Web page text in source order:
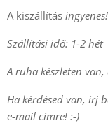
A kiszállítás ingyenes!
Szállítási idő: 1-2 hét
A ruha készleten van,
Ha kérdésed van, írj
e-mail címre! :-)